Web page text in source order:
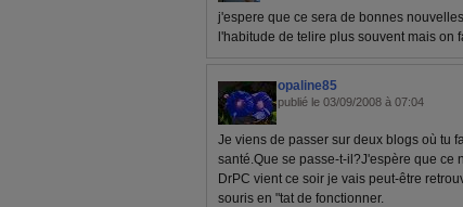
j'espere que ce sera de bonnes
l'habitude de telire plus souvent mais on
opaline85
publié le 03/09/2008 à 07:04
Je viens de passer sur deux blogs où tu
santé.Que se passe-t-il?J'espère que ce
DrPC vient ce soir je vais peut-être
souris en "tat de fonctionner.